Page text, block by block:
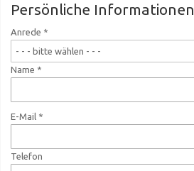
Persönliche Informationen
Anrede *
Name *
E-Mail *
Telefon